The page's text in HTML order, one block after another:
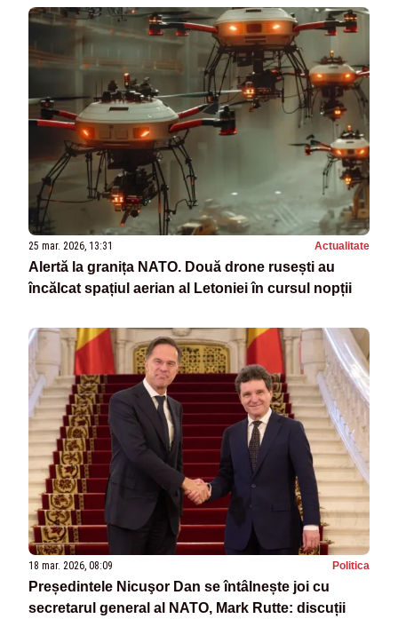
25 mar. 2026, 13:31 Actualitate
Alertă la granița NATO. Două drone rusești au
încălcat spațiul aerian al Letoniei în cursul nopții
18 mar. 2026, 08:09 Politica
Președintele Nicuşor Dan se întâlnește joi cu
secretarul general al NATO, Mark Rutte: discuții